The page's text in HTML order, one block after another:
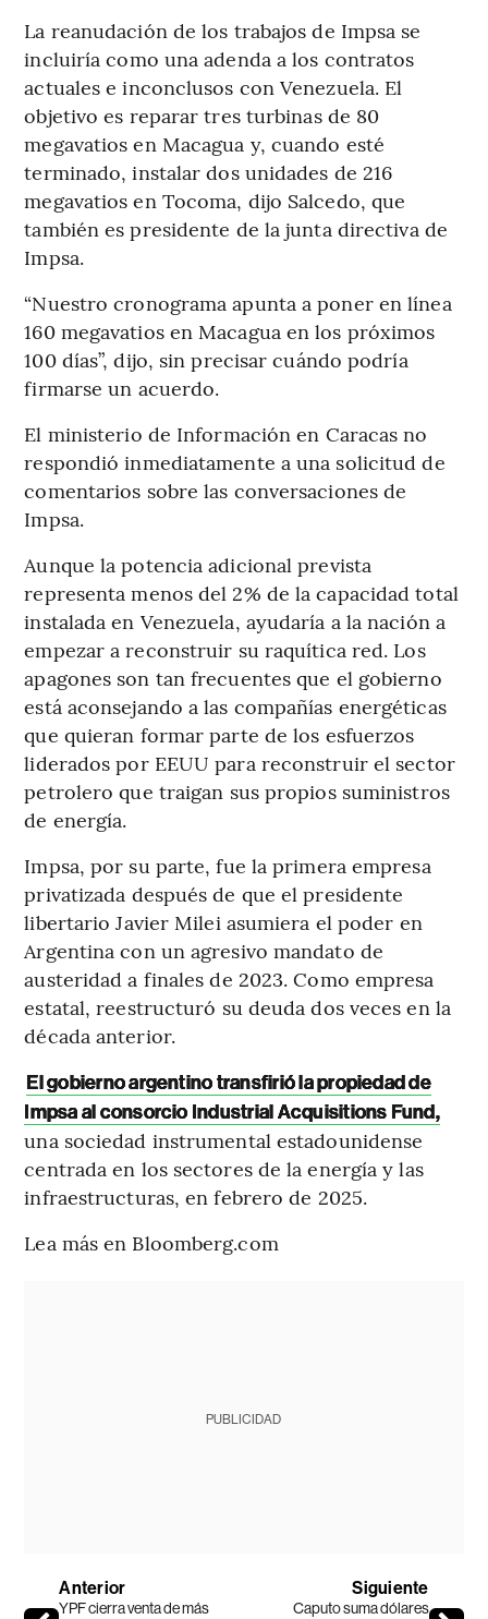
La reanudación de los trabajos de Impsa se
incluiría como una adenda a los contratos
actuales e inconclusos con Venezuela. El
objetivo es reparar tres turbinas de 80
megavatios en Macagua y, cuando esté
terminado, instalar dos unidades de 216
megavatios en Tocoma, dijo Salcedo, que
también es presidente de la junta directiva de
Impsa.
“Nuestro cronograma apunta a poner en línea
160 megavatios en Macagua en los próximos
100 días”, dijo, sin precisar cuándo podría
firmarse un acuerdo.
El ministerio de Información en Caracas no
respondió inmediatamente a una solicitud de
comentarios sobre las conversaciones de
Impsa.
Aunque la potencia adicional prevista
representa menos del 2% de la capacidad total
instalada en Venezuela, ayudaría a la nación a
empezar a reconstruir su raquítica red. Los
apagones son tan frecuentes que el gobierno
está aconsejando a las compañías energéticas
que quieran formar parte de los esfuerzos
liderados por EEUU para reconstruir el sector
petrolero que traigan sus propios suministros
de energía.
Impsa, por su parte, fue la primera empresa
privatizada después de que el presidente
libertario Javier Milei asumiera el poder en
Argentina con un agresivo mandato de
austeridad a finales de 2023. Como empresa
estatal, reestructuró su deuda dos veces en la
década anterior.
El gobierno argentino transfirió la propiedad de
Impsa al consorcio Industrial Acquisitions Fund,
una sociedad instrumental estadounidense
centrada en los sectores de la energía y las
infraestructuras, en febrero de 2025.
Lea más en Bloomberg.com
PUBLICIDAD
Anterior
YPF cierra venta de más
Siguiente
Caputo suma dólares